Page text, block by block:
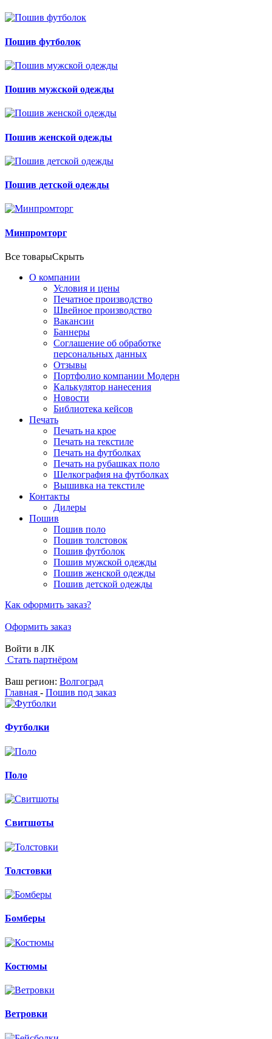
Пошив футболок
Пошив мужской одежды
Пошив женской одежды
Пошив детской одежды
Минпромторг
Все товарыСкрыть
О компании
Условия и цены
Печатное производство
Швейное производство
Вакансии
Баннеры
Соглашение об обработке
персональных данных
Отзывы
Портфолио компании Модерн
Калькулятор нанесения
Новости
Библиотека кейсов
Печать
Печать на крое
Печать на текстиле
Печать на футболках
Печать на рубашках поло
Шелкография на футболках
Вышивка на текстиле
Контакты
Дилеры
Пошив
Пошив поло
Пошив толстовок
Пошив футболок
Пошив мужской одежды
Пошив женской одежды
Пошив детской одежды
Как оформить заказ?
Оформить заказ
Войти в ЛК
Стать партнёром
Ваш регион: Волгоград
Главная - Пошив под заказ
Футболки
Поло
Свитшоты
Толстовки
Бомберы
Костюмы
Ветровки